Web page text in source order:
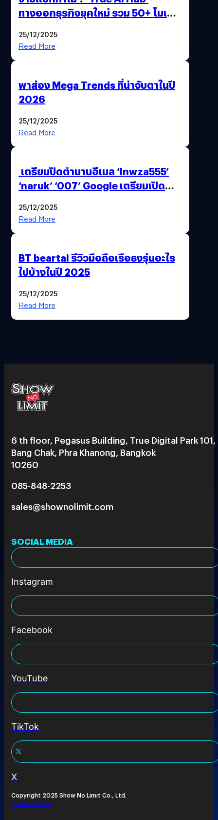
ทางออกธุรกิจยุคใหม่ รวม 50+ โมเดล
25/12/2025
Read More
พาส่อง Mega Trends ที่น่าจับตาในปี
2026
25/12/2025
Read More
เตรียมปิดตำนานอีเมล ‘lnwza555’
‘naruk’ ‘007’ Google เตรียมเปิด
25/12/2025
Read More
BT beartai รีวิวมือถือเรือธงรุ่นอะไร
ไปบ้างในปี 2025
25/12/2025
Read More
6 th floor, Pegasus Building, True Digital Park 101,
Bang Chak, Phra Khanong, Bangkok
10260
085-848-2253
sales@shownolimit.com
SOCIAL MEDIA
Instagram
Facebook
YouTube
TikTok
X
Copyright 2025 Show No Limit Co., Ltd.
Privacy Policy